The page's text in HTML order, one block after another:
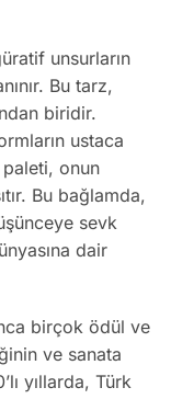
unsurların
Bu tarz,
biridir.
ustaca
paleti, onun
Bu bağlamda,
sevk
dair
birçok ödül ve
ve sanata
yıllarda, Türk